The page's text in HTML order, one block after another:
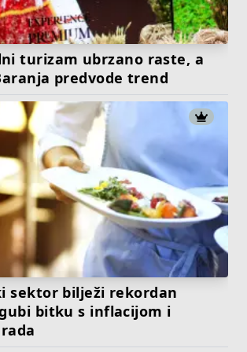
turizam ubrzano raste, a
predvode trend
sektor bilježi rekordan
bitku s inflacijom i